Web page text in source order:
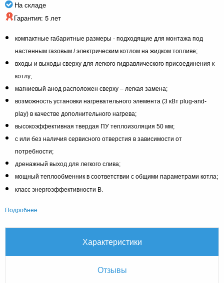
На складе
Гарантия: 5 лет
компактные габаритные размеры - подходящие для монтажа под
настенным газовым / электрическим котлом на жидком топливе;
входы и выходы сверху для легкого гидравлического присоединения к
котлу;
магниевый анод расположен сверху – легкая замена;
возможность установки нагревательного элемента (3 кВт plug-and-
play) в качестве дополнительного нагрева;
высокоэффективная твердая ПУ теплоизоляция 50 мм;
с или без наличия сервисного отверстия в зависимости от
потребности;
дренажный выход для легкого слива;
мощный теплообменник в соответствии с общими параметрами котла;
класс энергоэффективности B.
Подробнее
Характеристики
Отзывы